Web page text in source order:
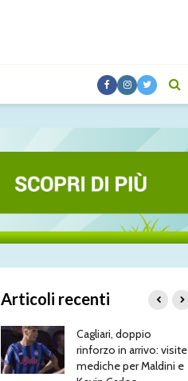
Articoli recenti
Cagliari, doppio
rinforzo in arrivo: visite
mediche per Maldini e